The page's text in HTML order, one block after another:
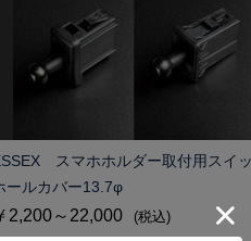
スマホホルダー取付用スイ
ールカバー13.7φ
2,200～22,000 (税込)